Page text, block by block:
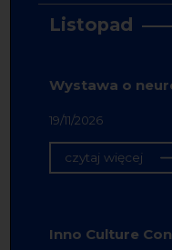
Listopad
Wystawa o
19/11/2026
czytaj więcej
Inno Culture